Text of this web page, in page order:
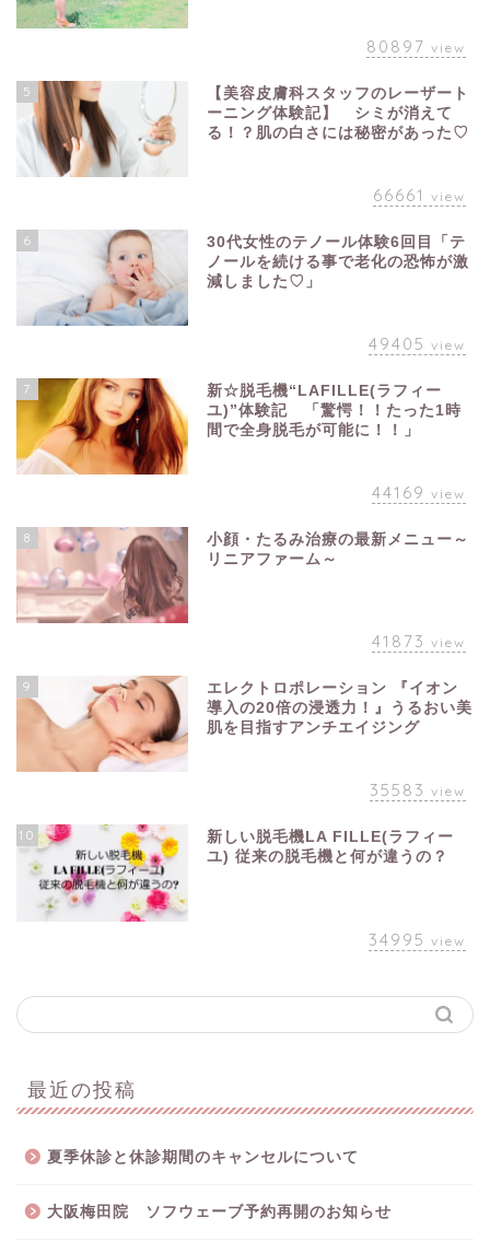
80897 view
5
【美容皮膚科スタッフのレーザート
ーニング体験記】 シミが消えて
る！？肌の白さには秘密があった♡
66661 view
6
30代女性のテノール体験6回目「テ
ノールを続ける事で老化の恐怖が激
減しました♡」
49405 view
7
新☆脱毛機“LAFILLE(ラフィー
ユ)”体験記 「驚愕！！たった1時
間で全身脱毛が可能に！！」
44169 view
8
小顔・たるみ治療の最新メニュー～
リニアファーム～
41873 view
9
エレクトロポレーション 『イオン
導入の20倍の浸透力！』うるおい美
肌を目指すアンチエイジング
35583 view
10
新しい脱毛機LA FILLE(ラフィー
ユ) 従来の脱毛機と何が違うの？
34995 view
最近の投稿
夏季休診と休診期間のキャンセルについて
大阪梅田院 ソフウェーブ予約再開のお知らせ